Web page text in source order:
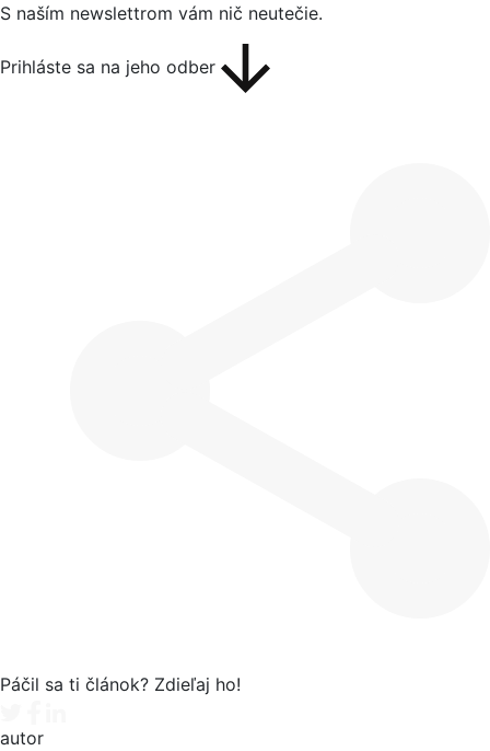
S naším newslettrom vám nič neutečie.
Prihláste sa na jeho odber
Páčil sa ti článok? Zdieľaj ho!
autor